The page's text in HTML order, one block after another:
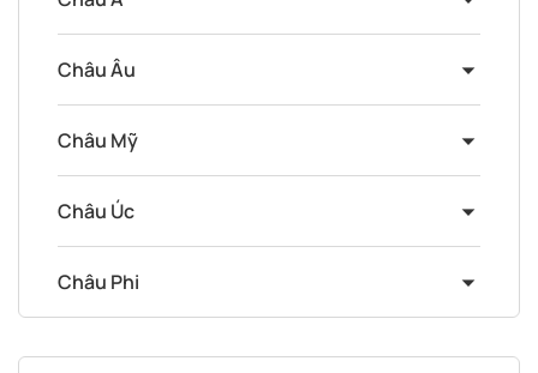
Châu Âu
Châu Mỹ
Châu Úc
Châu Phi